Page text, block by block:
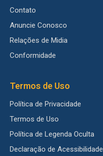
Contato
Anuncie Conosco
Relações de Midia
Conformidade
Termos de Uso
Política de Privacidade
Termos de Uso
Política de Legenda Oculta
Declaração de Acessibilidade